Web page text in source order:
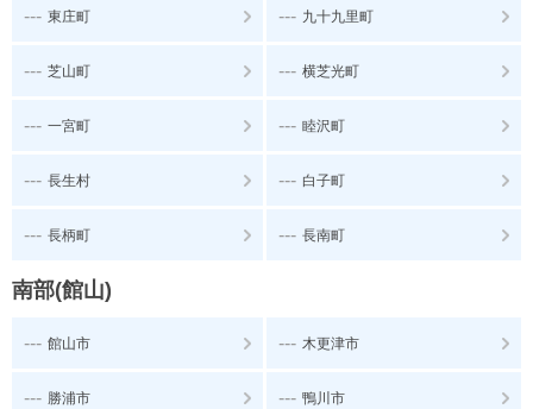
--- 東庄町 --- 九十九里町
--- 芝山町 --- 横芝光町
--- 一宮町 --- 睦沢町
--- 長生村 --- 白子町
--- 長柄町 --- 長南町
南部(館山)
--- 館山市 --- 木更津市
--- 勝浦市 --- 鴨川市